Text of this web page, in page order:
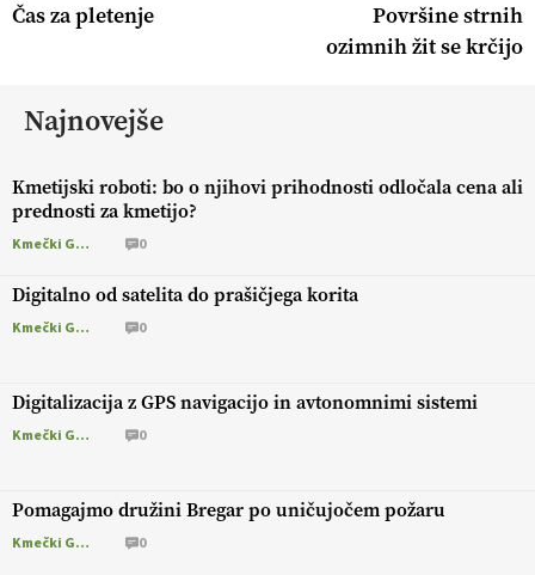
Čas za pletenje
Površine strnih
ozimnih žit se krčijo
Najnovejše
Kmetijski roboti: bo o njihovi prihodnosti odločala cena ali
prednosti za kmetijo?
Kmečki Glas 0
Digitalno od satelita do prašičjega korita
Kmečki Glas 0
Digitalizacija z GPS navigacijo in avtonomnimi sistemi
Kmečki Glas 0
Pomagajmo družini Bregar po uničujočem požaru
Kmečki Glas 0